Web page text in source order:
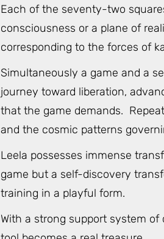
Each of the seventy-two
consciousness or a plane of
corresponding to the forces of
Simultaneously a game and a
journey toward liberation,
that the game demands.
and the cosmic patterns
Leela possesses immense
game but a self-discovery
training in a playful form.
With a strong support system